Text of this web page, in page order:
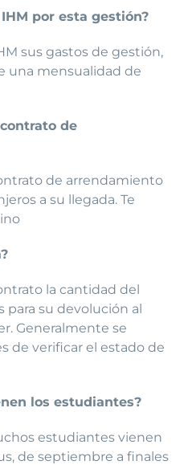
por esta gestión?
sus gastos de gestión,
una mensualidad de
de
de arrendamiento
a su llegada. Te
la cantidad del
para su devolución al
Generalmente se
de verificar el estado de
los estudiantes?
estudiantes vienen
de septiembre a finales